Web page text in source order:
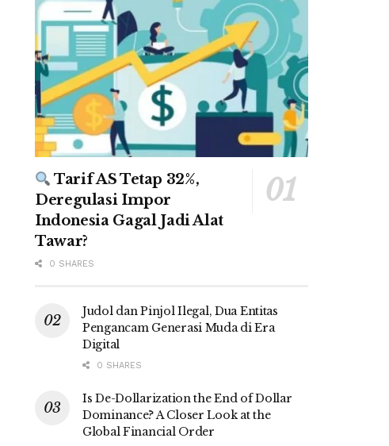
Tarif AS Tetap 32%,
Deregulasi Impor
Indonesia Gagal Jadi Alat
Tawar?
0 SHARES
Judol dan Pinjol Ilegal, Dua Entitas
Pengancam Generasi Muda di Era
Digital
0 SHARES
Is De-Dollarization the End of Dollar
Dominance? A Closer Look at the
Global Financial Order